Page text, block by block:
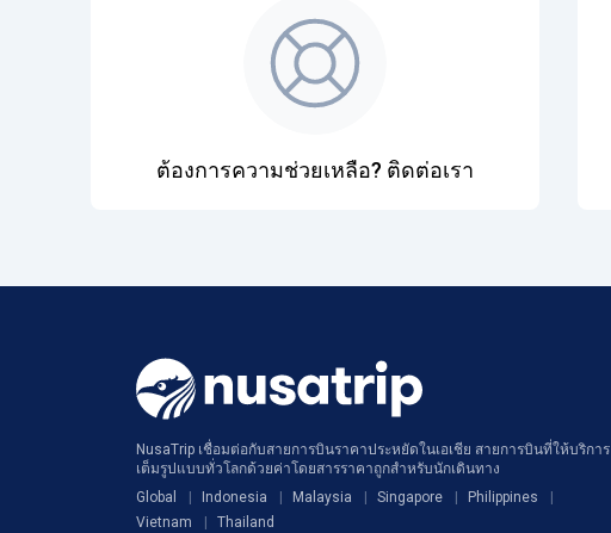
ต้องการความช่วยเหลือ? ติดต่อเรา
NusaTrip เชื่อมต่อกับสายการบินราคาประหยัดในเอเชีย สายการบินที่ให้บริการ
เต็มรูปแบบทั่วโลกด้วยค่าโดยสารราคาถูกสำหรับนักเดินทาง
Global
Indonesia Malaysia Singapore
Philippines
Vietnam
Thailand